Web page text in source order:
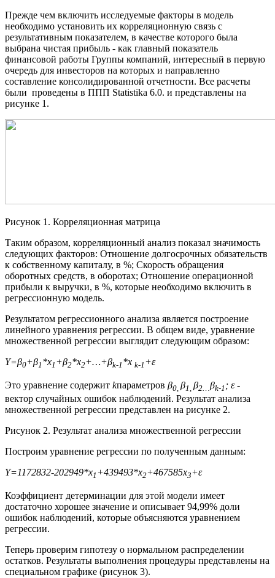
Прежде чем включить исследуемые факторы в модель
необходимо установить их корреляционную связь с
результативным показателем, в качестве которого была
выбрана чистая прибыль - как главный показатель
финансовой работы Группы компаний, интересный в первую
очередь для инвесторов на которых и направленно
составление консолидированной отчетности. Все расчеты
были проведены в ППП Statistika 6.0. и представлены на
рисунке 1.
Рисунок 1. Корреляционная матрица
Таким образом, корреляционный анализ показал значимость
следующих факторов: Отношение долгосрочных обязательств
к собственному капиталу, в %; Скорость обращения
оборотных средств, в оборотах; Отношение операционной
прибыли к выручки, в %, которые необходимо включить в
регрессионную модель.
Результатом регрессионного анализа является построение
линейного уравнения регрессии. В общем виде, уравнение
множественной регрессии выглядит следующим образом:
Y=β0+β1 *x1 +β2*x2+…+βk-1 *х k-1 +ε
Это уравнение содержит kпараметров β0,β1,β2…βk-1 ; ε-
вектор случайных ошибок наблюдений. Результат анализа
множественной регрессии представлен на рисунке 2.
Рисунок 2. Результат анализа множественной регрессии
Построим уравнение регрессии по полученным данным:
Y=1172832-202949*x1 +439493*x2+467585x3+ε
Коэффициент детерминации для этой модели имеет
достаточно хорошее значение и описывает 94,99% доли
ошибок наблюдений, которые объясняются уравнением
регрессии.
Теперь проверим гипотезу о нормальном распределении
остатков. Результаты выполнения процедуры представлены на
специальном графике (рисунок 3).